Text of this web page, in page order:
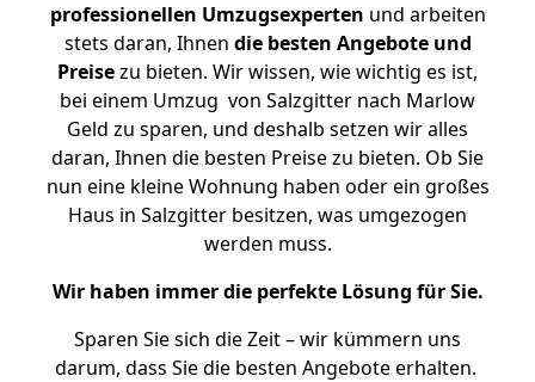
professionellen Umzugsexperten und arbeiten
stets daran, Ihnen die besten Angebote und
Preisezu bieten. Wir wissen, wie wichtig es ist,
bei einem Umzug von Salzgitter nach Marlow
Geld zu sparen, und deshalb setzen wir alles
daran, Ihnen die besten Preise zu bieten. Ob Sie
nun eine kleine Wohnung haben oder ein großes
Haus in Salzgitter besitzen, was umgezogen
werden muss.
Wir haben immer die perfekte Lösung für Sie.
Sparen Sie sich die Zeit – wir kümmern uns
darum, dass Sie die besten Angebote erhalten.